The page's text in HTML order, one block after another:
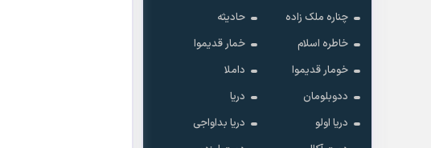
چناره ملک زاده
حادیثه
خاطره اسلام
خمار قدیموا
خومار قدیموا
داملا
ددوبلومان
دریا
دریا اولو
دریا بداواجی